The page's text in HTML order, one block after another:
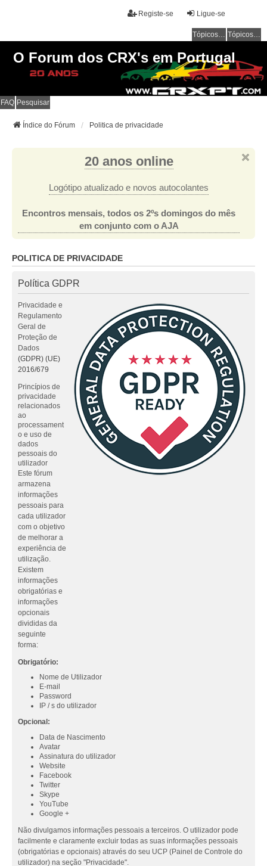
Ligue-se
Registe-se
Tópicos sem resposta Tópicos ativos
O Forum dos CRX's em Portugal
FAQ Pesquisar
Índice do Fórum Politica de privacidade
20 anos online
Logótipo atualizado e novos autocolantes
Encontros mensais, todos os 2ºs domingos do mês
em conjunto com o AJA
POLITICA DE PRIVACIDADE
Política GDPR
Privacidade e
Regulamento
Geral de
Proteção de
Dados
(GDPR) (UE)
2016/679
Princípios de
privacidade
relacionados
ao
processament
o e uso de
dados
pessoais do
utilizador
Este fórum
armazena
informações
pessoais para
cada utilizador
com o objetivo
de melhorar a
experiência de
utilização.
Existem
informações
obrigatórias e
informações
opcionais
divididas da
seguinte
forma:
Obrigatório:
Nome de Utilizador
E-mail
Password
IP / s do utilizador
Opcional:
Data de Nascimento
Avatar
Assinatura do utilizador
Website
Facebook
Twitter
Skype
YouTube
Google +
Não divulgamos informações pessoais a terceiros. O utilizador pode
facilmente e claramente excluir todas as suas informações pessoais
(obrigatórias e opcionais) através do seu UCP (Painel de Controle do
utilizador) na seção "Privacidade".